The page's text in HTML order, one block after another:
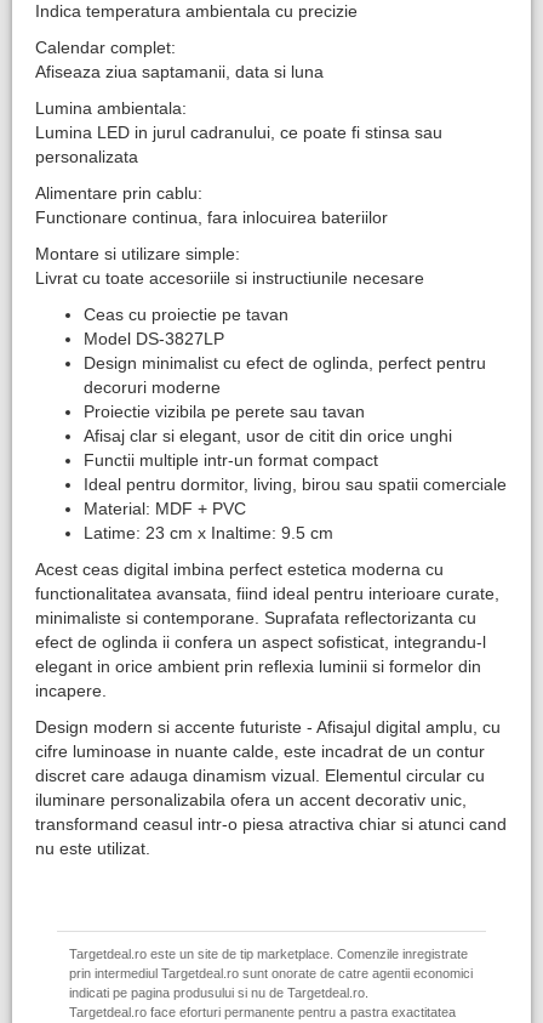
Indica temperatura ambientala cu precizie
Calendar complet:
Afiseaza ziua saptamanii, data si luna
Lumina ambientala:
Lumina LED in jurul cadranului, ce poate fi stinsa sau
personalizata
Alimentare prin cablu:
Functionare continua, fara inlocuirea bateriilor
Montare si utilizare simple:
​Livrat cu toate accesoriile si instructiunile necesare
Ceas cu proiectie pe tavan
Model DS-3827LP
Design minimalist cu efect de oglinda, perfect pentru
decoruri moderne
Proiectie vizibila pe perete sau tavan
Afisaj clar si elegant, usor de citit din orice unghi
Functii multiple intr-un format compact
Ideal pentru dormitor, living, birou sau spatii comerciale
Material: MDF + PVC
Latime: 23 cm x Inaltime: 9.5 cm
Acest ceas digital imbina perfect estetica moderna cu
functionalitatea avansata, fiind ideal pentru interioare curate,
minimaliste si contemporane. Suprafata reflectorizanta cu
efect de oglinda ii confera un aspect sofisticat, integrandu-l
elegant in orice ambient prin reflexia luminii si formelor din
incapere.
Design modern si accente futuriste - Afisajul digital amplu, cu
cifre luminoase in nuante calde, este incadrat de un contur
discret care adauga dinamism vizual. Elementul circular cu
iluminare personalizabila ofera un accent decorativ unic,
transformand ceasul intr-o piesa atractiva chiar si atunci cand
nu este utilizat.
Targetdeal.ro este un site de tip marketplace. Comenzile inregistrate
prin intermediul Targetdeal.ro sunt onorate de catre agentii economici
indicati pe pagina produsului si nu de Targetdeal.ro.
Targetdeal.ro face eforturi permanente pentru a pastra exactitatea